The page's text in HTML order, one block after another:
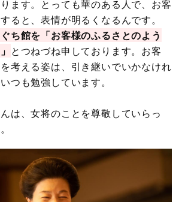
ます。とっても華のある人で、お客
ると、表情が明るくなるんです。
ち館を 「お客様のふるさとのよう
とつねづね申しております。お客
考える姿は、引き継いでいかなけれ
つも勉強しています。
んは、女将のことを尊敬していらっ